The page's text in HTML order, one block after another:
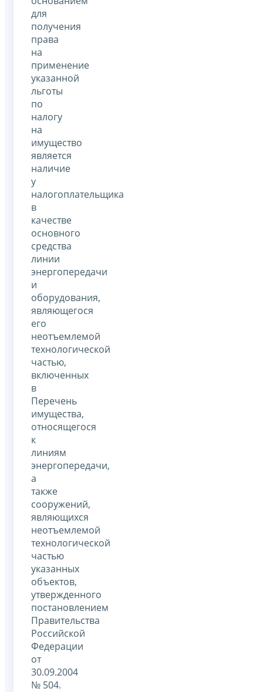
для
получения
права
на
применение
указанной
льготы
по
налогу
на
имущество
является
наличие
у
налогоплательщика
в
качестве
основного
средства
линии
энергопередачи
и
оборудования,
являющегося
его
неотъемлемой
технологической
частью,
включенных
в
Перечень
имущества,
относящегося
к
линиям
энергопередачи,
а
также
сооружений,
являющихся
неотъемлемой
технологической
частью
указанных
объектов,
утвержденного
постановлением
Правительства
Российской
Федерации
от
30.09.2004
№ 504.